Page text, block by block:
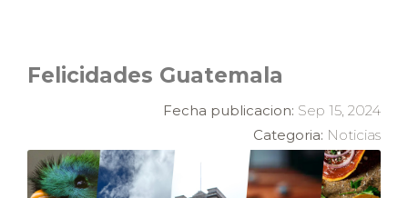
Felicidades Guatemala
Fecha publicacion: Sep 15, 2024
Categoria: Noticias